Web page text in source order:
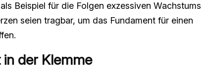
Beispiel für die Folgen exzessiven Wachstums
seien tragbar, um das Fundament für einen
der Klemme